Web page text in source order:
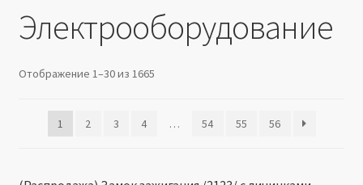
Мой аккаунт
Политика в отношении обработки персональных
Производители
Электрооборудование
Отображение 1–30 из 1665
1 2 3 4 … 54 55 56